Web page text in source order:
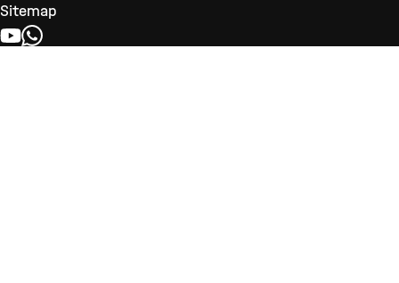
Sitemap
YOUTUBE
WHATSAPP